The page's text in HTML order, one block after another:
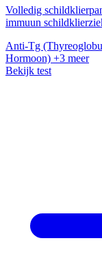
Volledig
immuun
Anti-Tg
Hormoon) +3 meer
Bekijk test